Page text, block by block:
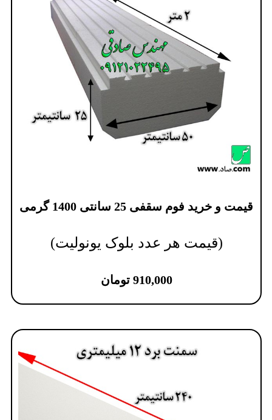
قیمت و خرید فوم سقفی 25 سانتی 1400 گرمی
(قیمت هر عدد بلوک یونولیت)
910,000 تومان